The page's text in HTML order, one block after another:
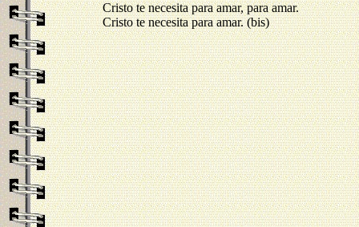
Cristo te necesita para amar, para amar.